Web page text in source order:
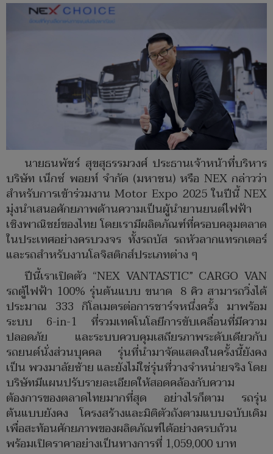
นายธนพัชร์ สุขสุธรรมวงศ์ ประธานเจ้าหน้าที่บริหาร
บริษัท เน็กซ์ พอยท์ จำกัด (มหาชน) หรือ NEX กล่าวว่า
สำหรับการเข้าร่วมงาน Motor Expo 2025 ในปีนี้ NEX
มุ่งนำเสนอศักยภาพด้านความเป็นผู้นำยานยนต์ไฟฟ้า
เชิงพาณิชย์ของไทย โดยเรามีผลิตภัณฑ์ที่ครอบคลุมตลาด
ในประเทศอย่างครบวงจร ทั้งรถบัส รถหัวลากแทรกเตอร์
และรถสำหรับงานโลจิสติกส์ประเภทต่าง ๆ
ปีนี้เราเปิดตัว “NEX VANTASTIC” CARGO VAN
รถตู้ไฟฟ้า 100% รุ่นต้นแบบ ขนาด 8 คิว สามารถวิ่งได้
ประมาณ 333 กิโลเมตรต่อการชาร์จหนึ่งครั้ง มาพร้อม
ระบบ 6-in-1 ที่รวมเทคโนโลยีการขับเคลื่อนที่มีความ
ปลอดภัย และระบบควบคุมเสถียรภาพระดับเดียวกับ
รถยนต์นั่งส่วนบุคคล รุ่นที่นำมาจัดแสดงในครั้งนี้ยังคง
เป็น พวงมาลัยซ้าย และยังไม่ใช่รุ่นที่วางจำหน่ายจริง โดย
บริษัทมีแผนปรับรายละเอียดให้สอดคล้องกับความ
ต้องการของตลาดไทยมากที่สุด อย่างไรก็ตาม รถรุ่น
ต้นแบบยังคง โครงสร้างและมิติตัวถังตามแบบฉบับเดิม
เพื่อสะท้อนศักยภาพของผลิตภัณฑ์ได้อย่างครบถ้วน
พร้อมเปิดราคาอย่างเป็นทางการที่ 1,059,000 บาท